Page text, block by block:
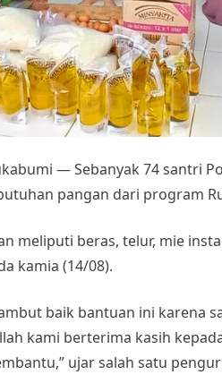
— Sebanyak 74 santri
pangan dari program
meliputi beras, telur, mie
kamia (14/08).
baik bantuan ini karena
kami berterima kasih
ujar salah satu